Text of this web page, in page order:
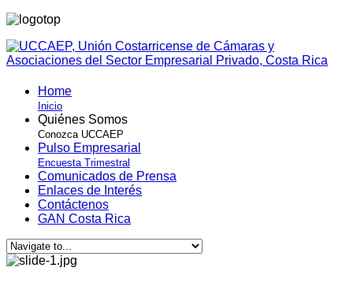
Home
Inicio
Quiénes Somos
Conozca UCCAEP
Pulso Empresarial
Encuesta Trimestral
Comunicados de Prensa
Enlaces de Interés
Contáctenos
GAN Costa Rica